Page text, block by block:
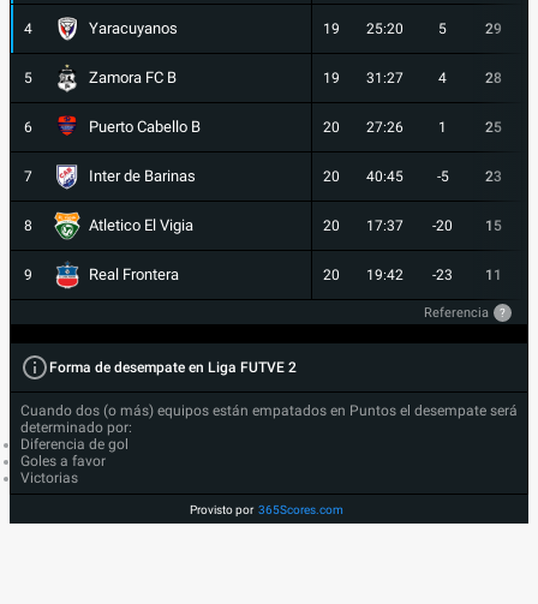
4 Yaracuyanos 19 25:20 5 29
5 Zamora FC B 19 31:27 4 28
6 Puerto Cabello B 20 27:26 1 25
7 Inter de Barinas 20 40:45 -5 23
8 Atletico El Vigia 20 17:37 -20 15
9 Real Frontera 20 19:42 -23 11
Referencia ?
Forma de desempate en Liga FUTVE 2
Cuando dos (o más) equipos están empatados en Puntos el desempate será
determinado por:
Diferencia de gol
Goles a favor
Victorias
Provisto por 365Scores.com